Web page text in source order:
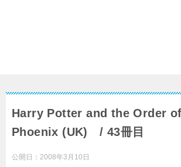
Harry Potter and the Order
Phoenix (UK) / 43冊目
公開日： 2008年3月10日